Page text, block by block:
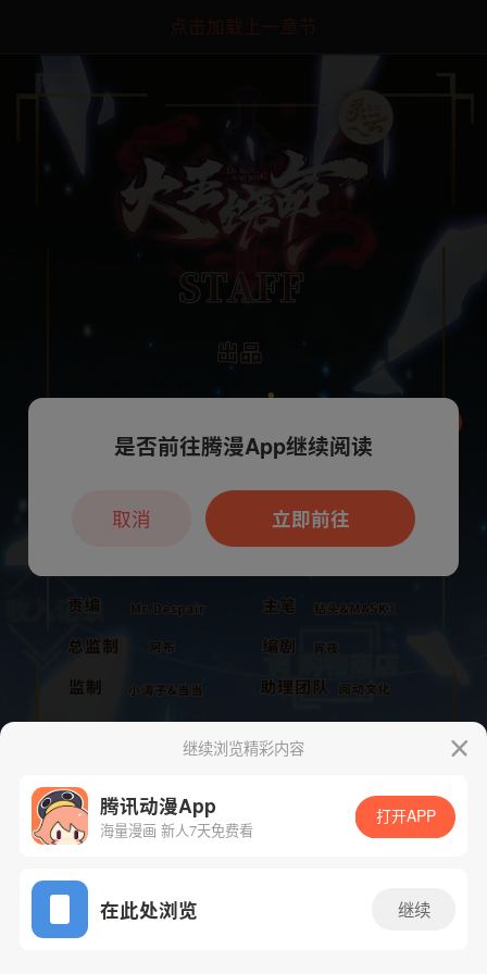
点击加载上一章节
App免费看
下一话
继续浏览精彩内容
腾讯动漫App
海量漫画 新人7天免费看
打开APP
在此处浏览 继续
本章节仅支持App阅读，可打开App新用
户7天免费看
是否前往腾漫App继续阅读
立即前往
取消